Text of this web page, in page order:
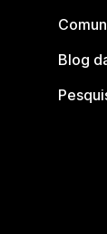
Blog